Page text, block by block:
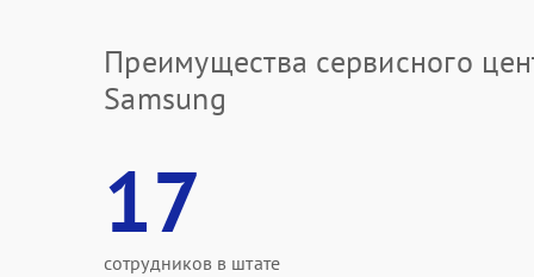
Преимущества сервисного
Samsung
17
сотрудников в штате